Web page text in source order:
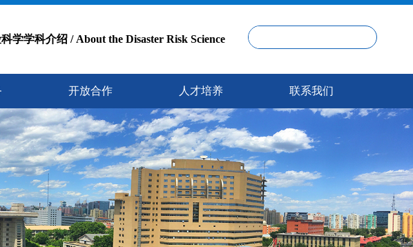
学学科介绍 / About the Disaster Risk Science
开放合作 人才培养 联系我们